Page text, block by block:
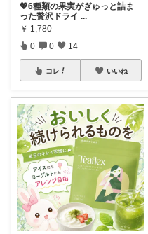
💖6種類の果実がぎゅっと詰ま
った贅沢ドライ ...
￥ 1,780
0 0 14
コレ いいね